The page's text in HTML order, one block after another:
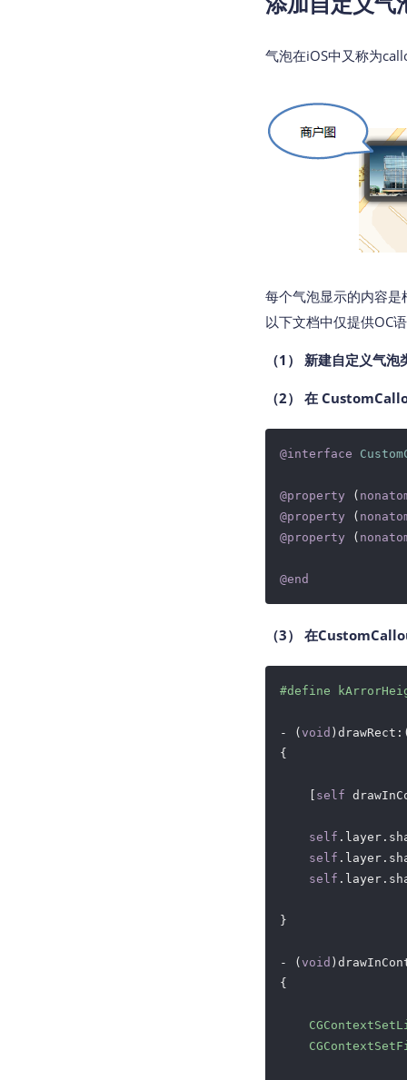
气泡在iOS中又称为
每个气泡显示的内容
以下文档中仅提供OC
（1） 新建自定义气
（2） 在
@interface
@property (
@property (
@property (
@end
（3） 在
#define
- ( void
{
self
self
self
self
}
- ( void
{